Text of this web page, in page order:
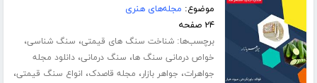
موضوع: مجله‌های هنری
۲۴ صفحه
برچسب‌ها:شناخت سنگ های قیمتی، سنگ شناسی،
خواص درمانی سنگ ها، سنگ درمانی،دانلود مجله
جواهرات، جواهر بازار، مجله قاصدک، انواع سنگ قیمتی،